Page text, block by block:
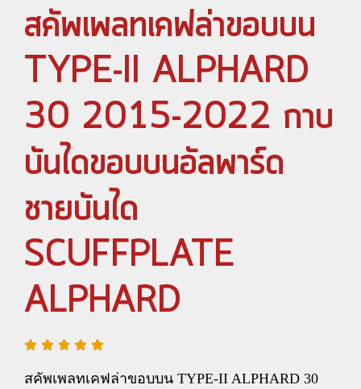
สคัพเพลทเคฟล่าขอบบน
TYPE-II ALPHARD
30 2015-2022 กาบ
บันไดขอบบนอัลพาร์ด
ชายบันได
SCUFFPLATE
ALPHARD
สคัพเพลทเคฟล่าขอบบน TYPE-II ALPHARD 30